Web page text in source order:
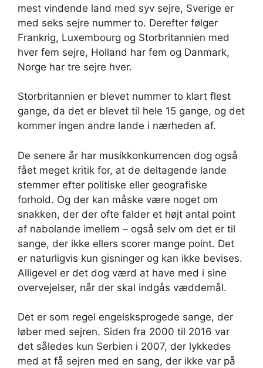
mest vindende land med syv sejre, Sverige er
med seks sejre nummer to. Derefter følger
Frankrig, Luxembourg og Storbritannien med
hver fem sejre, Holland har fem og Danmark,
Norge har tre sejre hver.
Storbritannien er blevet nummer to klart flest
gange, da det er blevet til hele 15 gange, og det
kommer ingen andre lande i nærheden af.
De senere år har musikkonkurrencen dog også
fået meget kritik for, at de deltagende lande
stemmer efter politiske eller geografiske
forhold. Og der kan måske være noget om
snakken, der der ofte falder et højt antal point
af nabolande imellem – også selv om det er til
sange, der ikke ellers scorer mange point. Det
er naturligvis kun gisninger og kan ikke bevises.
Alligevel er det dog værd at have med i sine
overvejelser, når der skal indgås væddemål.
Det er som regel engelsksprogede sange, der
løber med sejren. Siden fra 2000 til 2016 var
det således kun Serbien i 2007, der lykkedes
med at få sejren med en sang, der ikke var på